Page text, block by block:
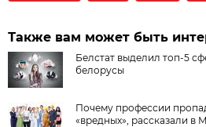
Также вам может быть
Белстат выделил топ-5
белорусы
Почему профессии
«вредных», рассказали в